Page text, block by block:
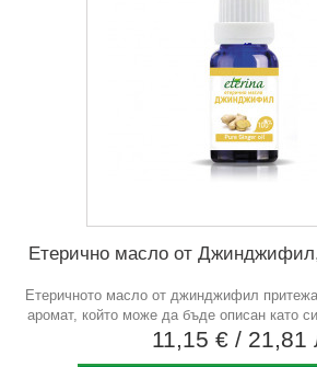
Етерично масло от
Етеричното масло от джинджифил
аромат, който може да бъде описан като
11,15 € / 21,81